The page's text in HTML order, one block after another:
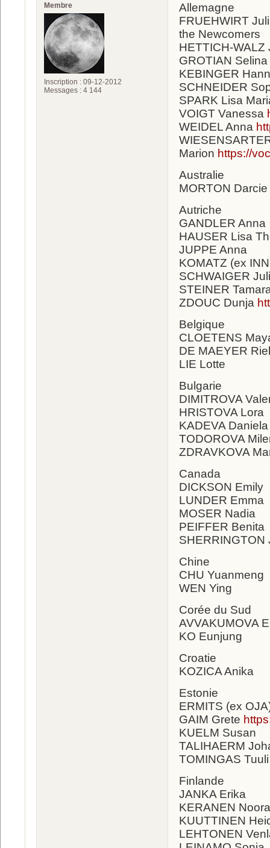
Membre
Inscription : 09-12-2012
Messages : 4 144
Allemagne
FRUEHWIRT
the Newcomers
HETTICH-
GROTIAN Selina
KEBINGER
SCHNEIDER
SPARK Lisa
VOIGT Vanessa
WEIDEL Anna
Marion https://
Australie
MORTON Darcie
Autriche
GANDLER Anna
HAUSER Lisa
JUPPE Anna
KOMATZ (ex
SCHWAIGER
STEINER
ZDOUC Dunja
Belgique
CLOETENS
DE MAEYER
LIE Lotte
Bulgarie
DIMITROVA
HRISTOVA Lora
KADEVA
TODOROVA
ZDRAVKOVA
Canada
DICKSON Emily
LUNDER Emma
MOSER Nadia
PEIFFER Benita
SHERRINGTON
Chine
CHU Yuanmeng
WEN Ying
Corée du Sud
AVVAKUMOVA
KO Eunjung
Croatie
KOZICA Anika
Estonie
ERMITS (ex
GAIM Grete
KUELM Susan
TALIHAERM
TOMINGAS Tuuli
Finlande
JANKA Erika
KERANEN
KUUTTINEN
LEHTONEN